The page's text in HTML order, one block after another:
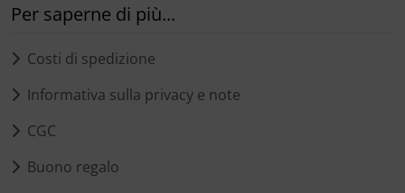
Per saperne di più...
Costi di spedizione
Informativa sulla privacy e note
CGC
Buono regalo